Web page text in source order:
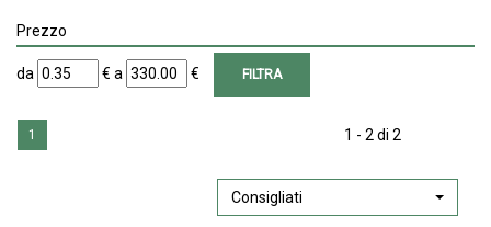
Prezzo
filtra
da
da €
filtra
a
a €
1 1 - 2 di 2
Consigliati